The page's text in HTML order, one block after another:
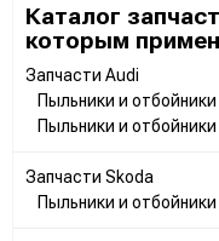
Каталог
которым
Запчасти Audi
Пыльники и
Пыльники и
Запчасти Skoda
Пыльники и